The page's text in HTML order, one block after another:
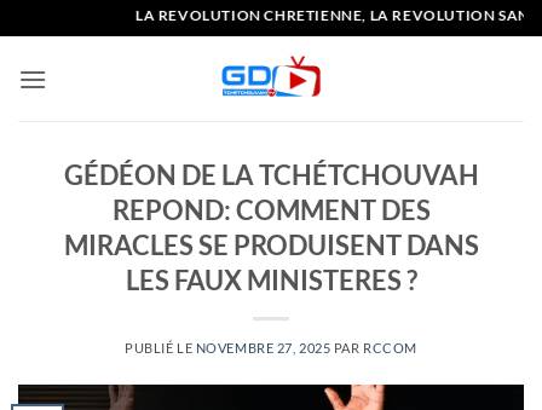
au
contenu
LA REVOLUTION CHRETIENNE, LA REVOLUTION SANS
GÉDÉON DE LA TCHÉTCHOUVAH
REPOND: COMMENT DES
MIRACLES SE PRODUISENT DANS
LES FAUX MINISTERES ?
PUBLIÉ LE NOVEMBRE 27, 2025 PAR RCCOM